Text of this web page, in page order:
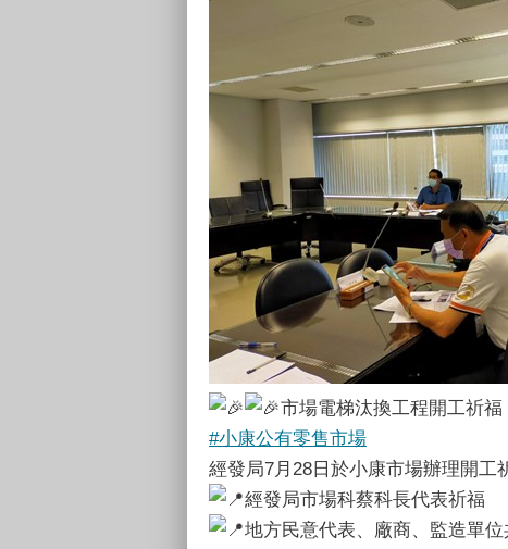
市場電梯汰換工程開工祈福
#小康公有零售市場
經發局7月28日於小康市場辦理開
經發局市場科蔡科長代表祈福
地方民意代表、廠商、監造單